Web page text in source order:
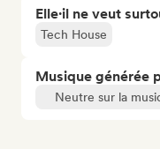
Elle·il ne veut
Tech House
Musique générée
Neutre sur la